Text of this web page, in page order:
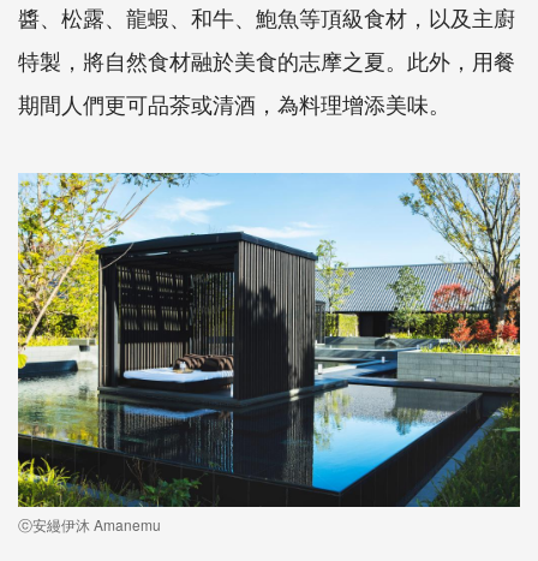
醬、松露、龍蝦、和牛、鮑魚等頂級食材，以及主廚
特製，將自然食材融於美食的志摩之夏。此外，用餐
期間人們更可品茶或清酒，為料理增添美味。
ⓒ安縵伊沐 Amanemu